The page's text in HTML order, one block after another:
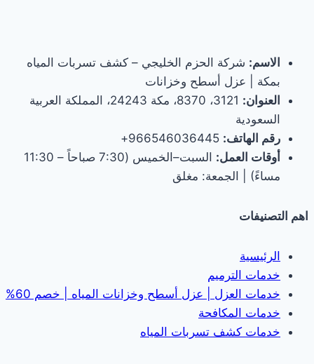
الاسم: شركة الحزم الخليجي – كشف تسربات المياه
بمكة | عزل أسطح وخزانات
العنوان:
3121، 8370، مكة 24243، المملكة العربية
السعودية
رقم الهاتف:
أوقات العمل:
السبت–الخميس (7:30 صباحاً – 11:30
مساءً) | الجمعة: مغلق
اهم التصنيفات
الرئيسية
خدمات الترميم
خدمات العزل | عزل أسطح وخزانات المياه | خصم 60%
خدمات المكافحة
خدمات كشف تسربات المياه